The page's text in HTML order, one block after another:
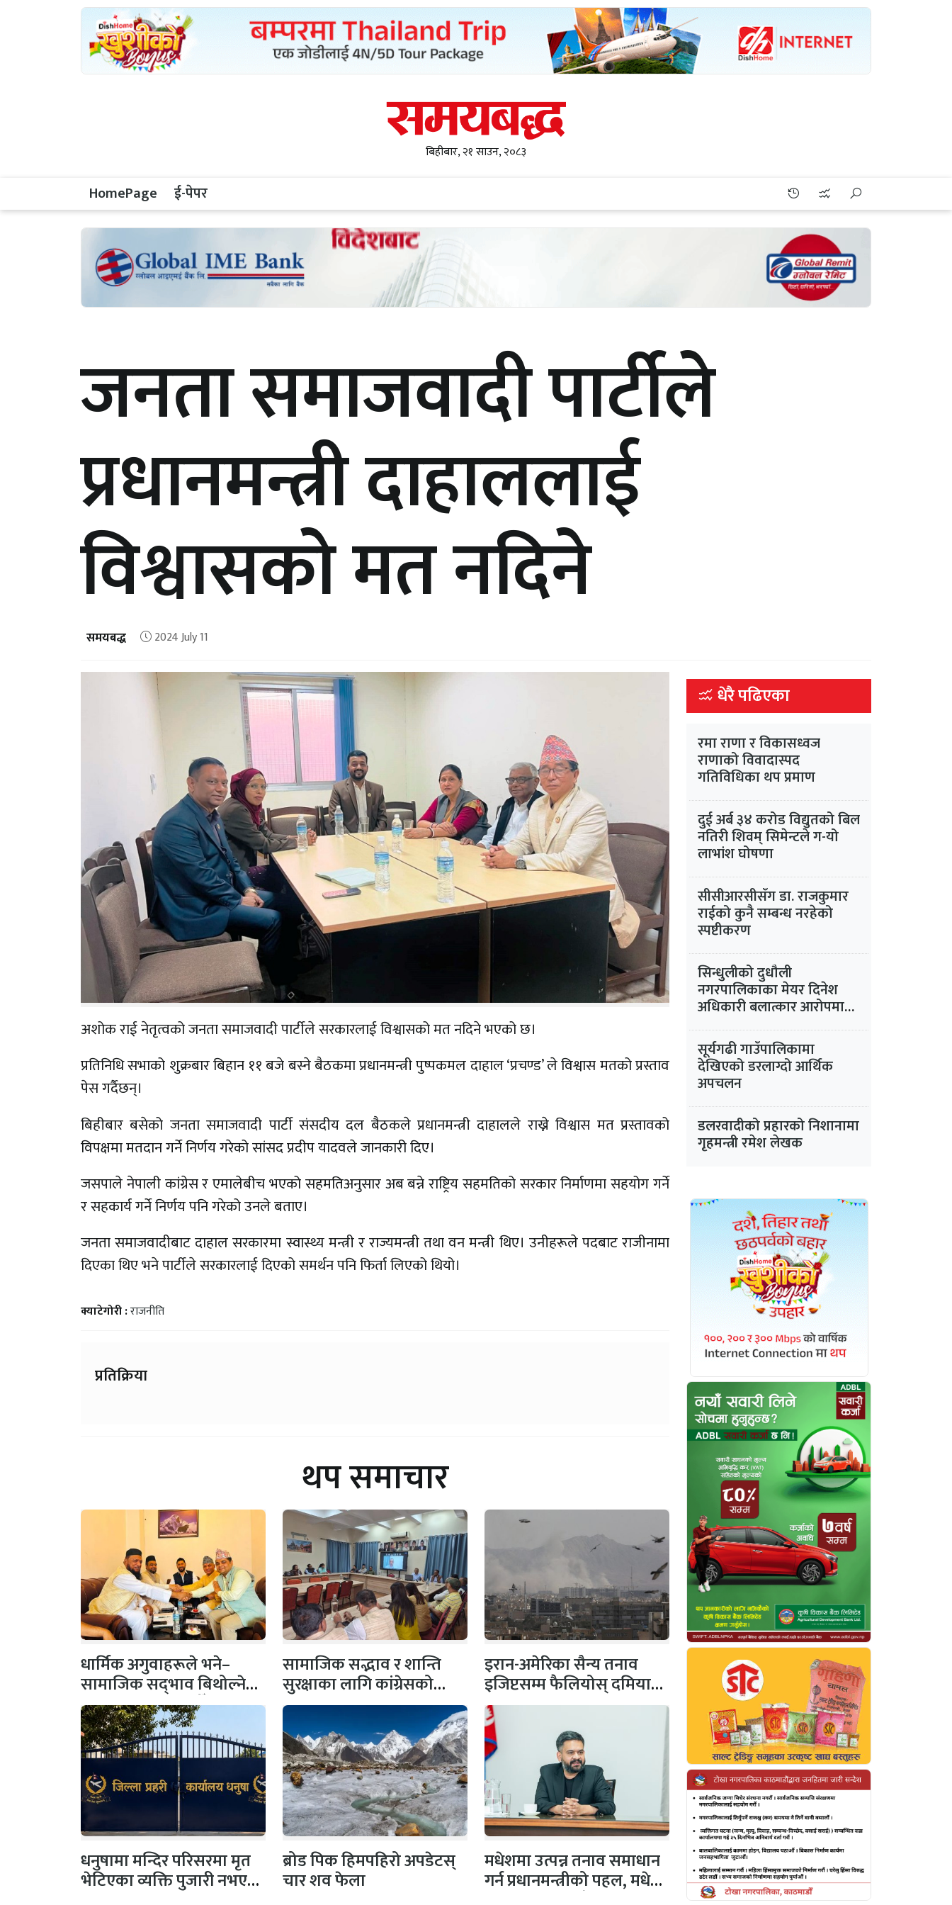
बिहीबार, २१ साउन, २०८३
HomePage ई-पेपर
जनता समाजवादी पार्टीले
प्रधानमन्त्री दाहाललाई
विश्वासको मत नदिने
समयबद्ध 2024 July 11
अशोक राई नेतृत्वको जनता समाजवादी पार्टीले सरकारलाई विश्वासको मत नदिने भएको छ।
प्रतिनिधि सभाको शुक्रबार बिहान ११ बजे बस्ने बैठकमा प्रधानमन्त्री पुष्पकमल दाहाल ‘प्रचण्ड’ ले विश्वास मतको प्रस्ताव
पेस गर्दैछन्।
बिहीबार बसेको जनता समाजवादी पार्टी संसदीय दल बैठकले प्रधानमन्त्री दाहालले राख्ने विश्वास मत प्रस्तावको
विपक्षमा मतदान गर्ने निर्णय गरेको सांसद प्रदीप यादवले जानकारी दिए।
जसपाले नेपाली कांग्रेस र एमालेबीच भएको सहमतिअनुसार अब बन्ने राष्ट्रिय सहमतिको सरकार निर्माणमा सहयोग गर्ने
र सहकार्य गर्ने निर्णय पनि गरेको उनले बताए।
जनता समाजवादीबाट दाहाल सरकारमा स्वास्थ्य मन्त्री र राज्यमन्त्री तथा वन मन्त्री थिए। उनीहरूले पदबाट राजीनामा
दिएका थिए भने पार्टीले सरकारलाई दिएको समर्थन पनि फिर्ता लिएको थियो।
क्याटेगोरी :राजनीति
प्रतिक्रिया
थप समाचार
धार्मिक अगुवाहरूले भने–
सामाजिक सद्‌भाव बिथोल्ने
कार्यमा संलग्न नहोऔँ
सामाजिक सद्भाव र शान्ति
सुरक्षाका लागि कांग्रेसको
पहल, सभापति गगन…
इरान-अमेरिका सैन्य तनाव
इजिप्टसम्म फैलियोस् दमियाता
बन्दरगाहमा दुई ग्यास
ट्याङ्करमा…
धनुषामा मन्दिर परिसरमा मृत
भेटिएका व्यक्ति पुजारी नभएको
ब्रोड पिक हिमपहिरो अपडेटस्
चार शव फेला
मधेशमा उत्पन्न तनाव समाधान
गर्न प्रधानमन्त्रीको पहल, मधेशी
धेरै पढिएका
रमा राणा र विकासध्वज
राणाको विवादास्पद
गतिविधिका थप प्रमाण
दुई अर्ब ३४ करोड विद्युतको बिल
नतिरी शिवम् सिमेन्टले ग-यो
लाभांश घोषणा
सीसीआरसीसँग डा. राजकुमार
राईको कुनै सम्बन्ध नरहेको
स्पष्टीकरण
सिन्धुलीको दुधौली
नगरपालिकाका मेयर दिनेश
अधिकारी बलात्कार आरोपमा
फरार
सूर्यगढी गाउँपालिकामा
देखिएको डरलाग्दो आर्थिक
अपचलन
डलरवादीको प्रहारको निशानामा
गृहमन्त्री रमेश लेखक